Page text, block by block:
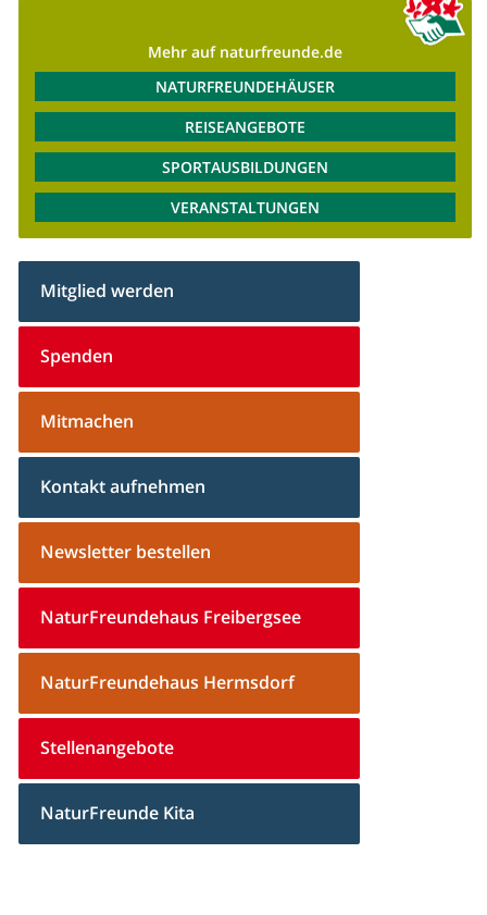
Mehr auf naturfreunde.de
NATURFREUNDEHÄUSER
REISEANGEBOTE
SPORTAUSBILDUNGEN
VERANSTALTUNGEN
Mitglied werden
Spenden
Mitmachen
Kontakt aufnehmen
Newsletter bestellen
NaturFreundehaus Freibergsee
NaturFreundehaus Hermsdorf
Stellenangebote
NaturFreunde Kita